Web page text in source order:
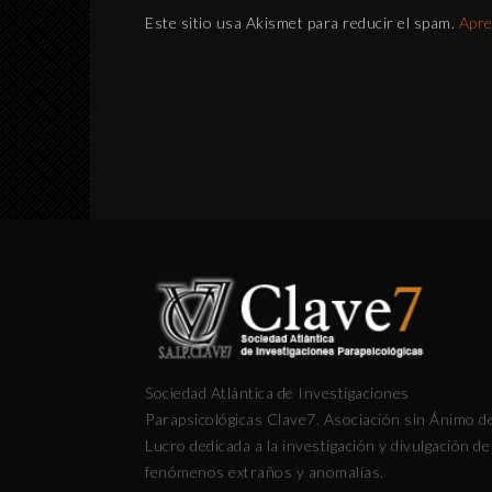
Este sitio usa Akismet para reducir el spam.
Sociedad Atlántica de Investigaciones
Parapsicológicas Clave7. Asociación sin Ánimo
Lucro dedicada a la investigación y divulgación de
fenómenos extraños y anomalías.